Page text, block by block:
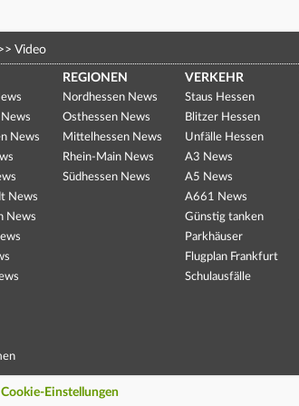
Video
News
News
News
REGIONEN
Nordhessen News
Osthessen News
Mittelhessen News
Rhein-Main News
Südhessen News
VERKEHR
Staus Hessen
Blitzer Hessen
Unfälle Hessen
A3 News
A5 News
A661 News
Günstig tanken
Parkhäuser
Flugplan Frankfurt
Schulausfälle
Cookie-Einstellungen